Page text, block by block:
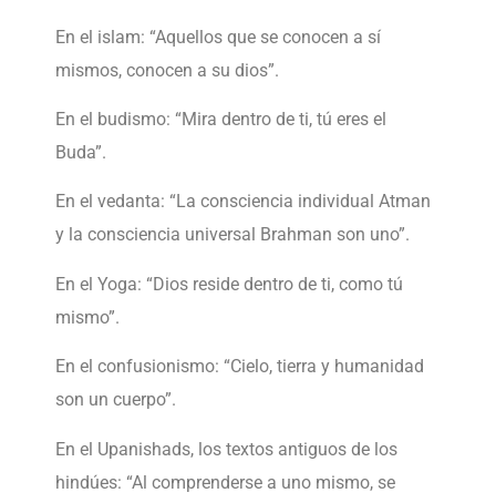
En el islam: “Aquellos que se conocen a sí
mismos, conocen a su dios”.
En el budismo: “Mira dentro de ti, tú eres el
Buda”.
En el vedanta: “La consciencia individual Atman
y la consciencia universal Brahman son uno”.
En el Yoga: “Dios reside dentro de ti, como tú
mismo”.
En el confusionismo: “Cielo, tierra y humanidad
son un cuerpo”.
En el Upanishads, los textos antiguos de los
hindúes: “Al comprenderse a uno mismo, se